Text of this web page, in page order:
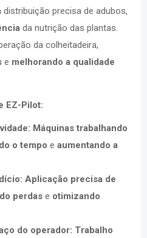
distribuição precisa de adubos,
da nutrição das plantas.
da colheitadeira,
e melhorando a qualidade
EZ-Pilot:
Máquinas trabalhando
o tempo e aumentando a
Aplicação precisa de
perdas e otimizando
do operador: Trabalho